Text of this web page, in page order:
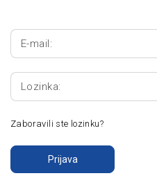
E-mail:
Lozinka:
Zaboravili ste lozinku?
Prijava